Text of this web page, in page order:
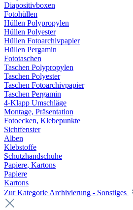
Diapositivboxen
Fotohüllen
Hüllen Polypropylen
Hüllen Polyester
Hüllen Fotoarchivpapier
Hüllen Pergamin
Fototaschen
Taschen Polypropylen
Taschen Polyester
Taschen Fotoarchivpapier
Taschen Pergamin
4-Klapp Umschläge
Montage, Präsentation
Fotoecken, Klebepunkte
Sichtfenster
Alben
Klebstoffe
Schutzhandschuhe
Papiere, Kartons
Papiere
Kartons
Zur Kategorie Archivierung - Sonstiges